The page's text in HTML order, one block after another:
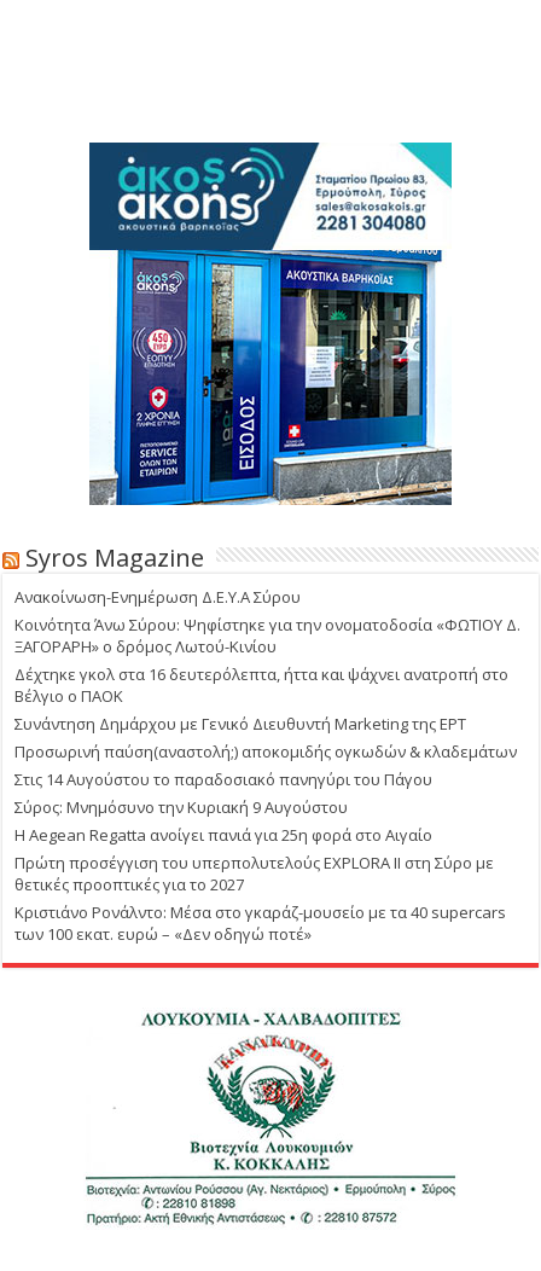
Syros Magazine
Ανακοίνωση-Ενημέρωση Δ.Ε.Υ.Α Σύρου
Κοινότητα Άνω Σύρου: Ψηφίστηκε για την ονοματοδοσία «ΦΩΤΙΟΥ Δ.
ΞΑΓΟΡΑΡΗ» ο δρόμος Λωτού-Κινίου
Δέχτηκε γκολ στα 16 δευτερόλεπτα, ήττα και ψάχνει ανατροπή στο
Βέλγιο ο ΠΑΟΚ
Συνάντηση Δημάρχου με Γενικό Διευθυντή Marketing της ΕΡΤ
Προσωρινή παύση(αναστολή;) αποκομιδής ογκωδών & κλαδεμάτων
Στις 14 Αυγούστου το παραδοσιακό πανηγύρι του Πάγου
Σύρος: Μνημόσυνο την Κυριακή 9 Αυγούστου
Η Aegean Regatta ανοίγει πανιά για 25η φορά στο Αιγαίο
Πρώτη προσέγγιση του υπερπολυτελούς EXPLORA II στη Σύρο με
θετικές προοπτικές για το 2027
Κριστιάνο Ρονάλντο: Μέσα στο γκαράζ-μουσείο με τα 40 supercars
των 100 εκατ. ευρώ – «Δεν οδηγώ ποτέ»